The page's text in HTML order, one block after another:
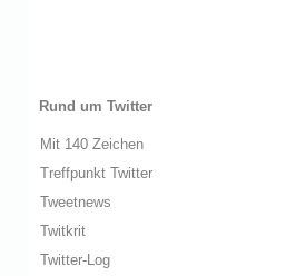
Rund um Twitter
Mit 140 Zeichen
Treffpunkt Twitter
Tweetnews
Twitkrit
Twitter-Log